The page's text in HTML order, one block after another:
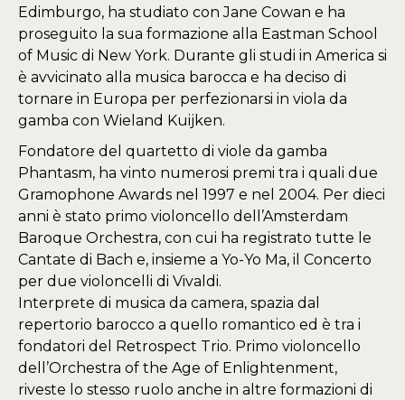
Edimburgo, ha studiato con Jane Cowan e ha
proseguito la sua formazione alla Eastman School
of Music di New York. Durante gli studi in America si
è avvicinato alla musica barocca e ha deciso di
tornare in Europa per perfezionarsi in viola da
gamba con Wieland Kuijken.
Fondatore del quartetto di viole da gamba
Phantasm, ha vinto numerosi premi tra i quali due
Gramophone Awards nel 1997 e nel 2004. Per dieci
anni è stato primo violoncello dell’Amsterdam
Baroque Orchestra, con cui ha registrato tutte le
Cantate di Bach e, insieme a Yo-Yo Ma, il Concerto
per due violoncelli di Vivaldi.
Interprete di musica da camera, spazia dal
repertorio barocco a quello romantico ed è tra i
fondatori del Retrospect Trio. Primo violoncello
dell’Orchestra of the Age of Enlightenment,
riveste lo stesso ruolo anche in altre formazioni di